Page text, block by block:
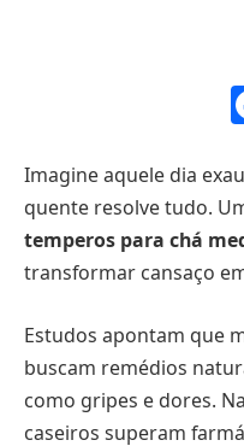
Imagine aquele dia
quente resolve tudo.
temperos para chá
transformar cansaço
Estudos apontam que
buscam remédios
como gripes e dores.
caseiros superam